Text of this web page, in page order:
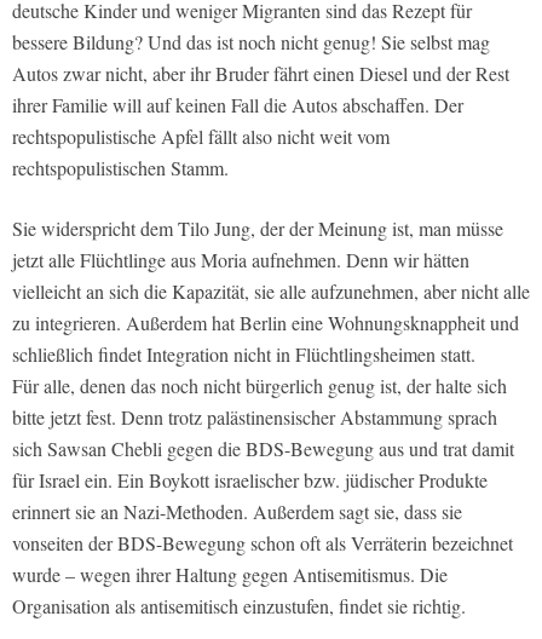
deutsche Kinder und weniger Migranten sind das Rezept für
bessere Bildung? Und das ist noch nicht genug! Sie selbst mag
Autos zwar nicht, aber ihr Bruder fährt einen Diesel und der Rest
ihrer Familie will auf keinen Fall die Autos abschaffen. Der
rechtspopulistische Apfel fällt also nicht weit vom
rechtspopulistischen Stamm.
Sie widerspricht dem Tilo Jung, der der Meinung ist, man müsse
jetzt alle Flüchtlinge aus Moria aufnehmen. Denn wir hätten
vielleicht an sich die Kapazität, sie alle aufzunehmen, aber nicht alle
zu integrieren. Außerdem hat Berlin eine Wohnungsknappheit und
schließlich findet Integration nicht in Flüchtlingsheimen statt.
Für alle, denen das noch nicht bürgerlich genug ist, der halte sich
bitte jetzt fest. Denn trotz palästinensischer Abstammung sprach
sich Sawsan Chebli gegen die BDS-Bewegung aus und trat damit
für Israel ein. Ein Boykott israelischer bzw. jüdischer Produkte
erinnert sie an Nazi-Methoden. Außerdem sagt sie, dass sie
vonseiten der BDS-Bewegung schon oft als Verräterin bezeichnet
wurde – wegen ihrer Haltung gegen Antisemitismus. Die
Organisation als antisemitisch einzustufen, findet sie richtig.